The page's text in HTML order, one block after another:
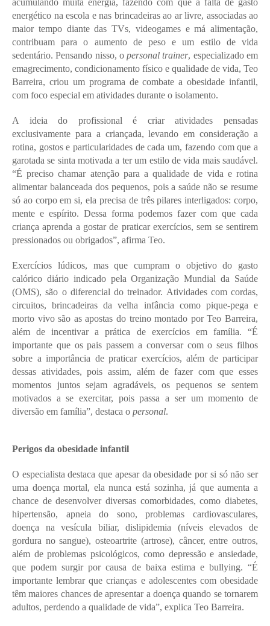
energético na escola e nas brincadeiras ao ar livre, associadas ao
maior tempo diante das TVs, videogames e má alimentação,
contribuam para o aumento de peso e um estilo de vida
sedentário. Pensando nisso, o personal trainer, especializado em
emagrecimento, condicionamento físico e qualidade de vida, Teo
Barreira, criou um programa de combate a obesidade infantil,
com foco especial em atividades durante o isolamento.
A ideia do profissional é criar atividades pensadas
exclusivamente para a criançada, levando em consideração a
rotina, gostos e particularidades de cada um, fazendo com que a
garotada se sinta motivada a ter um estilo de vida mais saudável.
“É preciso chamar atenção para a qualidade de vida e rotina
alimentar balanceada dos pequenos, pois a saúde não se resume
só ao corpo em si, ela precisa de três pilares interligados: corpo,
mente e espírito. Dessa forma podemos fazer com que cada
criança aprenda a gostar de praticar exercícios, sem se sentirem
pressionados ou obrigados”, afirma Teo.
Exercícios lúdicos, mas que cumpram o objetivo do gasto
calórico diário indicado pela Organização Mundial da Saúde
(OMS), são o diferencial do treinador. Atividades com cordas,
circuitos, brincadeiras da velha infância como pique-pega e
morto vivo são as apostas do treino montado por Teo Barreira,
além de incentivar a prática de exercícios em família. “É
importante que os pais passem a conversar com o seus filhos
sobre a importância de praticar exercícios, além de participar
dessas atividades, pois assim, além de fazer com que esses
momentos juntos sejam agradáveis, os pequenos se sentem
motivados a se exercitar, pois passa a ser um momento de
diversão em família”, destaca o personal.
Perigos da obesidade infantil
O especialista destaca que apesar da obesidade por si só não ser
uma doença mortal, ela nunca está sozinha, já que aumenta a
chance de desenvolver diversas comorbidades, como diabetes,
hipertensão, apneia do sono, problemas cardiovasculares,
doença na vesícula biliar, dislipidemia (níveis elevados de
gordura no sangue), osteoartrite (artrose), câncer, entre outros,
além de problemas psicológicos, como depressão e ansiedade,
que podem surgir por causa de baixa estima e bullying. “É
importante lembrar que crianças e adolescentes com obesidade
têm maiores chances de apresentar a doença quando se tornarem
adultos, perdendo a qualidade de vida”, explica Teo Barreira.